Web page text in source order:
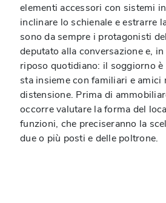
elementi accessori con sistemi
inclinare lo schienale e estrarre
sono da sempre i protagonisti
deputato alla conversazione e,
riposo quotidiano: il soggiorno è
sta insieme con familiari e amici
distensione. Prima di
occorre valutare la forma del
funzioni, che preciseranno la
due o più posti e delle poltrone.